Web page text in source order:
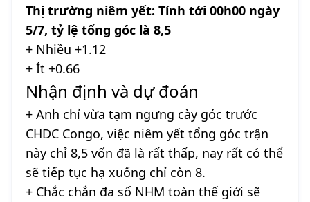
Thị trường niêm yết: Tính tới 00h00 ngày
5/7, tỷ lệ tổng góc là 8,5
+ Nhiều +1.12
+ Ít +0.66
Nhận định và dự đoán
+ Anh chỉ vừa tạm ngưng cày góc trước
CHDC Congo, việc niêm yết tổng góc trận
này chỉ 8,5 vốn đã là rất thấp, nay rất có thể
sẽ tiếp tục hạ xuống chỉ còn 8.
+ Chắc chắn đa số NHM toàn thế giới sẽ